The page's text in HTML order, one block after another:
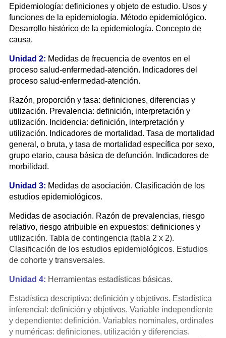
Epidemiología: definiciones y objeto de estudio. Usos y
funciones de la epidemiología. Método epidemiológico.
Desarrollo histórico de la epidemiología. Concepto de
causa.
Unidad 2: Medidas de frecuencia de eventos en el
proceso salud-enfermedad-atención. Indicadores del
proceso salud-enfermedad-atención.
Razón, proporción y tasa: definiciones, diferencias y
utilización. Prevalencia: definición, interpretación y
utilización. Incidencia: definición, interpretación y
utilización. Indicadores de mortalidad. Tasa de mortalidad
general, o bruta, y tasa de mortalidad específica por sexo,
grupo etario, causa básica de defunción. Indicadores de
morbilidad.
Unidad 3: Medidas de asociación. Clasificación de los
estudios epidemiológicos.
Medidas de asociación. Razón de prevalencias, riesgo
relativo, riesgo atribuible en expuestos: definiciones y
utilización. Tabla de contingencia (tabla 2 x 2).
Clasificación de los estudios epidemiológicos. Estudios
de cohorte y transversales.
Unidad 4: Herramientas estadísticas básicas.
Estadística descriptiva: definición y objetivos. Estadística
inferencial: definición y objetivos. Variable independiente
y dependiente: definición. Variables nominales, ordinales
y numéricas: definiciones, utilización y diferencias.